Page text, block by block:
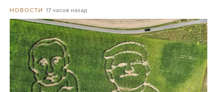
НОВОСТИ 17 часов назад